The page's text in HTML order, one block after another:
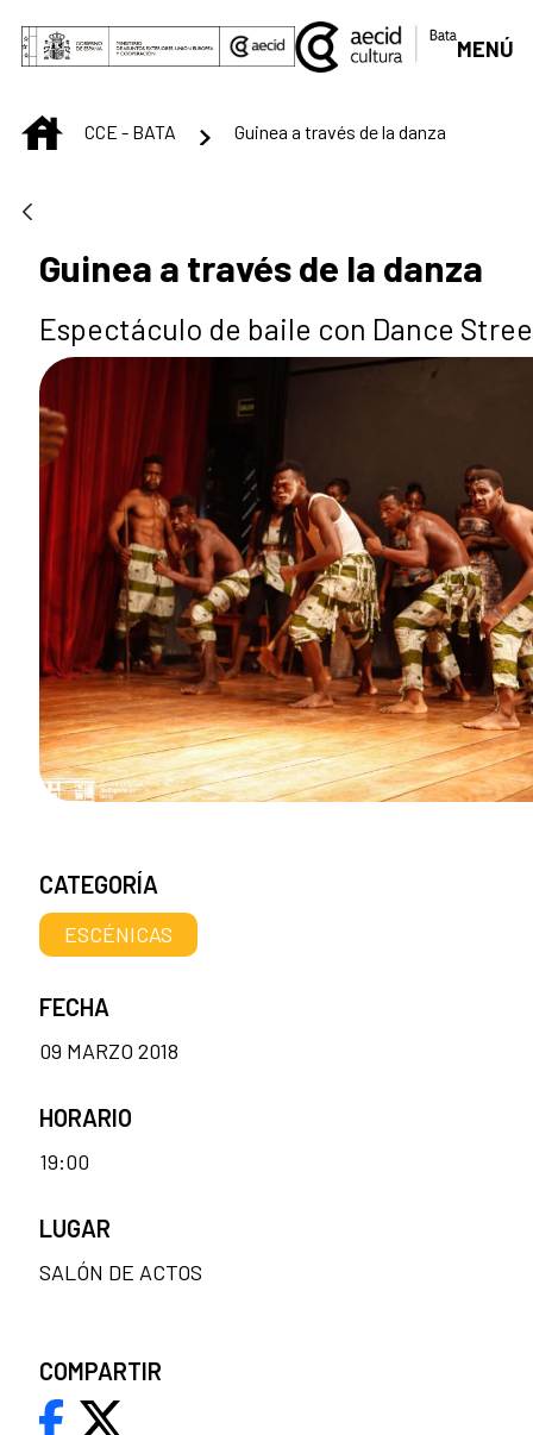
Saltar al contenido principal
MENÚ
INICIOCCE - BATA Guinea a través de la danza
Guinea a través de la danza
Espectáculo de baile con Dance
CATEGORÍA
ESCÉNICAS
FECHA
09 MARZO 2018
HORARIO
19:00
LUGAR
SALÓN DE ACTOS
COMPARTIR